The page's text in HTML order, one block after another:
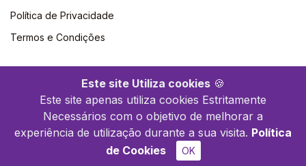
Este site Utiliza cookies 🍪
Este site apenas utiliza cookies Estritamente
Necessários com o objetivo de melhorar a
experiência de utilização durante a sua visita. Política
de Cookies
OK
Política de Privacidade
Termos e Condições
©2026 Climepsi. Todos os direitos reservados